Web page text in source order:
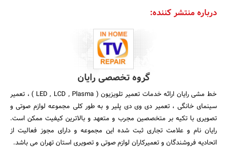
درباره منتشر کننده:
گروه تخصصی رایان
خط مشی رایان ارائه خدمات تعمیر تلویزیون ( LED , LCD , Plasma ) ، تعمیر
سینمای خانگی ، تعمیر دی وی دی پلیر و به طور کلی مجموعه لوازم صوتی و
تصویری با تکیه بر متخصصین مجرب و متعهد و بالاترین کیفیت ممکن است.
رایان نام و علامت تجاری ثبت شده این مجموعه و دارای مجوز فعالیت از
اتحادیه فروشندگان و تعمیرکاران لوازم صوتی و تصویری استان تهران می باشد.